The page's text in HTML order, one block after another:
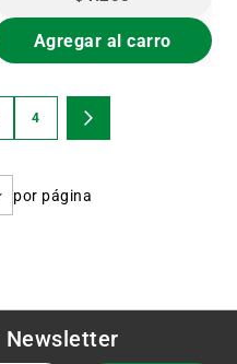
Agregar al carro
4
por página
Newsletter